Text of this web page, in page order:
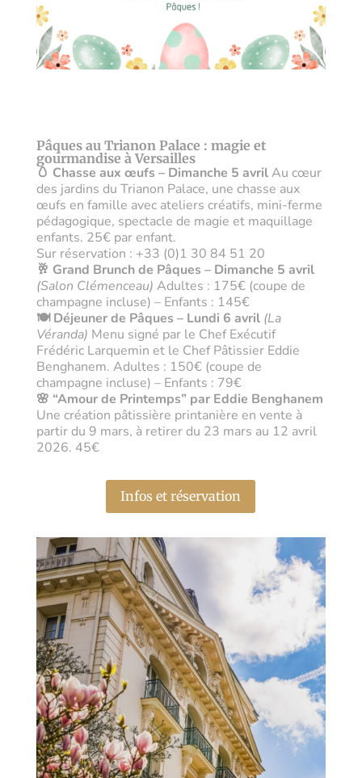
Pâques au Trianon Palace : magie et
gourmandise à Versailles
🥚 Chasse aux œufs – Dimanche 5 avrilAu cœur
des jardins du Trianon Palace, une chasse aux
œufs en famille avec ateliers créatifs, mini-ferme
pédagogique, spectacle de magie et maquillage
enfants. 25€ par enfant.
Sur réservation : +33 (0)1 30 84 51 20
🥂 Grand Brunch de Pâques – Dimanche 5 avril
(Salon Clémenceau) Adultes : 175€ (coupe de
champagne incluse) – Enfants : 145€
🍽️ Déjeuner de Pâques – Lundi 6 avril (La
Véranda) Menu signé par le Chef Exécutif
Frédéric Larquemin et le Chef Pâtissier Eddie
Benghanem. Adultes : 150€ (coupe de
champagne incluse) – Enfants : 79€
🌸 “Amour de Printemps” par Eddie Benghanem
Une création pâtissière printanière en vente à
partir du 9 mars, à retirer du 23 mars au 12 avril
2026. 45€
Infos et réservation